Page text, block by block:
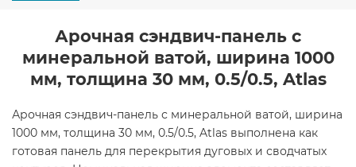
Арочная сэндвич-панель с
минеральной ватой, ширина 1000
мм, толщина 30 мм, 0.5/0.5, Atlas
Арочная сэндвич-панель с минеральной ватой, ширина
1000 мм, толщина 30 мм, 0.5/0.5, Atlas выполнена как
готовая панель для перекрытия дуговых и сводчатых